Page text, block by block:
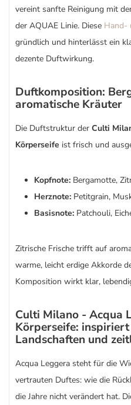
vereint sanfte Reinigung mit
der AQUAE Linie. Diese Hand-
gründlich und hinterlässt ein
dezente Duftwirkung.
Duftkomposition:
aromatische Kräuter
Die Duftstruktur der Culti
Körperseife ist frisch und
Kopfnote: Bergamotte,
Herznote: Petitgrain,
Basisnote: Patchouli,
Zitrische Frische trifft auf
warme, leicht erdige Akkorde
Komposition wirkt klar,
Culti Milano - Acqua
Körperseife:
Landschaften und
Acqua Leggera steht für die
vertrauten Duftes: wie die
die Jahre nicht verändert hat.